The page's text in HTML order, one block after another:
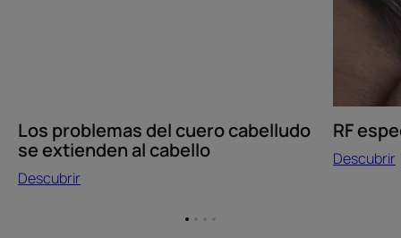
Los problemas del cuero cabelludo
se extienden al cabello
Descubrir
RF
Descubrir
IrIrIrIr